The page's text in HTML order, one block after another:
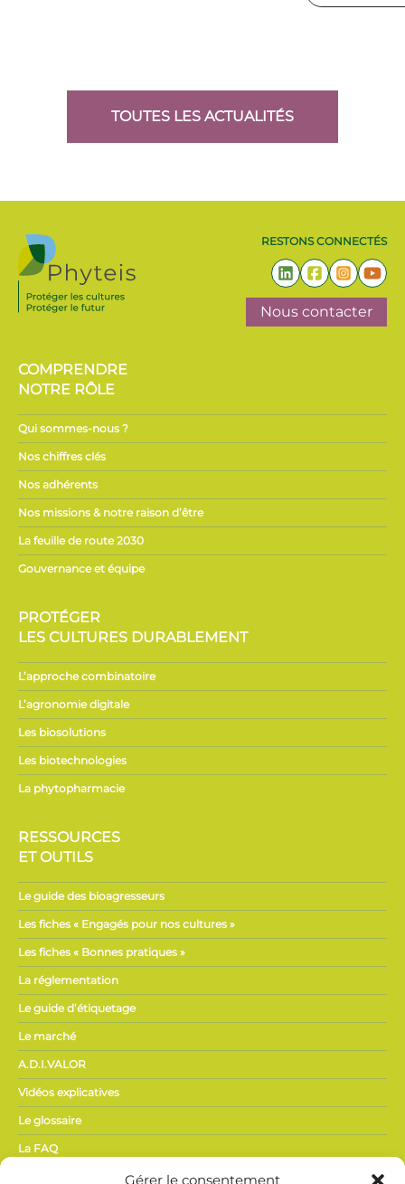
Gérer le consentement
TOUTES LES ACTUALITÉS
RESTONS CONNECTÉS
Nous contacter
COMPRENDRE
NOTRE RÔLE
Qui sommes-nous ?
Nos chiffres clés
Nos adhérents
Nos missions & notre raison d’être
La feuille de route 2030
Gouvernance et équipe
PROTÉGER
LES CULTURES DURABLEMENT
L’approche combinatoire
L’agronomie digitale
Les biosolutions
Les biotechnologies
La phytopharmacie
RESSOURCES
ET OUTILS
Le guide des bioagresseurs
Les fiches « Engagés pour nos cultures »
Les fiches « Bonnes pratiques »
La réglementation
Le guide d’étiquetage
Le marché
A.D.I.VALOR
Vidéos explicatives
Le glossaire
La FAQ